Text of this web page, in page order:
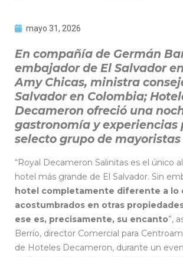
mayo 31, 2026
En compañía de Germán
embajador de El Salvador
Amy Chicas, ministra
Salvador en Colombia;
Decameron ofreció una
gastronomía y experiencias
selecto grupo de
“Royal Decameron Salinitas es el único
hotel más grande de El Salvador. Sin
hotel completamente diferente a lo
acostumbrados en otras
ese es, precisamente, su encanto”,
Berrío, director Comercial para
de Hoteles Decameron, durante un